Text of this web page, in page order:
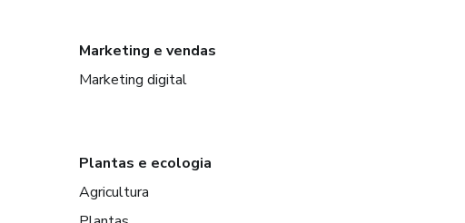
Marketing e vendas
Marketing digital
Plantas e ecologia
Agricultura